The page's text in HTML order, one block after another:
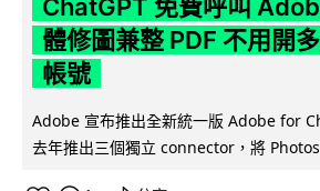
ChatGPT 免費呼叫
體修圖兼整 PDF 不用開
帳號
Adobe 宣布推出全新統一版 Adobe for
去年推出三個獨立 connector，將